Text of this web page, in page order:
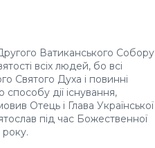
Ватиканського Собору
всіх людей, бо всі
Святого Духа і повинні
дії існування,
Отець і Глава Української
під час Божественної
року.